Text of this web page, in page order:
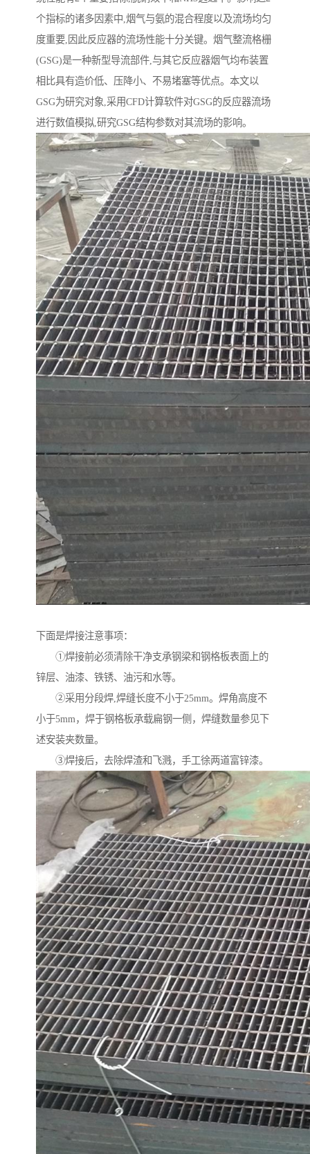
个指标的诸多因素中,烟气与氨的混合程度以及流场均匀
度重要,因此反应器的流场性能十分关键。烟气整流格栅
(GSG)是一种新型导流部件,与其它反应器烟气均布装置
相比具有造价低、压降小、不易堵塞等优点。本文以
GSG为研究对象,采用CFD计算软件对GSG的反应器流场
进行数值模拟,研究GSG结构参数对其流场的影响。
下面是焊接注意事项：
①焊接前必须清除干净支承钢梁和钢格板表面上的
锌层、油漆、铁锈、油污和水等。
②采用分段焊,焊缝长度不小于25mm。焊角高度不
小于5mm，焊于钢格板承载扁钢一侧，焊缝数量参见下
述安装夹数量。
③焊接后，去除焊渣和飞溅，手工徐两道富锌漆。